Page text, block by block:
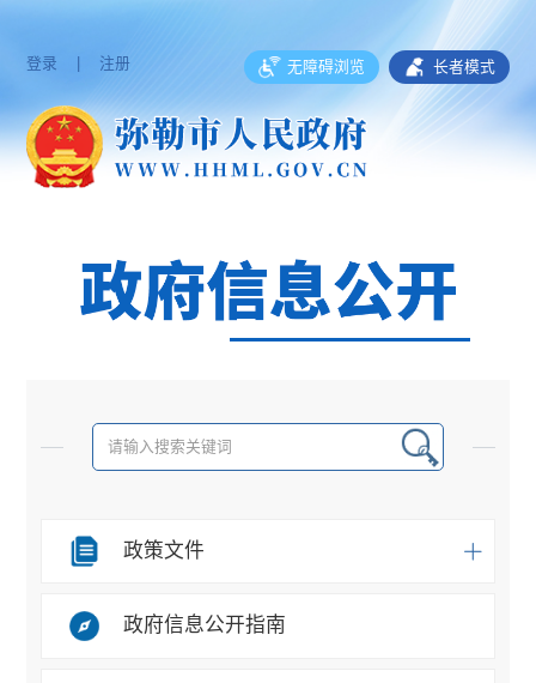
登录 | 注册 无障碍浏览 长者模式
政策文件
政府信息公开指南